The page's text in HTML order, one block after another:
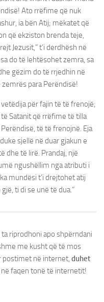
Ato rrëfime që nuk
ia bën Atij; mëkatet që
që ekziston brenda teje,
Jezusit,” t’i derdhësh në
do të lehtësohet zemra, sa
gëzim do të rrjedhin në
para Perëndisë!
për fajin të të frenojë;
Satanit që rrëfime të tilla
të të frenojnë. Eja
sjellë në duar gjakun e
dhe të lirë. Prandaj, një
ngushëllim nga atributi i
mundësi t’i drejtohet atij
ti di se unë të dua.”
riprodhoni apo shpërndani
me kusht që të mos
postimet në internet, duhet
faqen tonë të internetit!